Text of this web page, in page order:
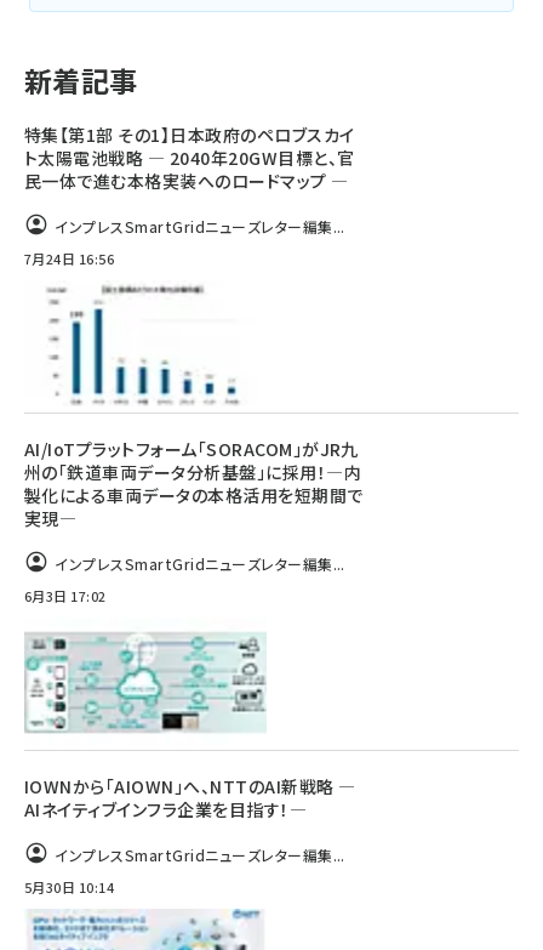
新着記事
特集【第1部 その1】日本政府のペロブスカイ
ト太陽電池戦略 ― 2040年20GW目標と、官
民一体で進む本格実装へのロードマップ ―
インプレスSmartGridニューズレター編集...
7月24日 16:56
AI/IoTプラットフォーム「SORACOM」がJR九
州の「鉄道車両データ分析基盤」に採用！―内
製化による車両データの本格活用を短期間で
実現―
インプレスSmartGridニューズレター編集...
6月3日 17:02
IOWNから「AIOWN」へ、NTTのAI新戦略 ―
AIネイティブインフラ企業を目指す！―
インプレスSmartGridニューズレター編集...
5月30日 10:14